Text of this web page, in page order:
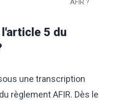
AFIR ?
5 du
une transcription
règlement AFIR. Dès le